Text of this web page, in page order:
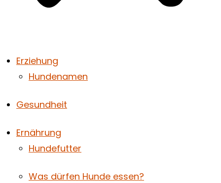
Erziehung
Hundenamen
Gesundheit
Ernährung
Hundefutter
Was dürfen Hunde essen?